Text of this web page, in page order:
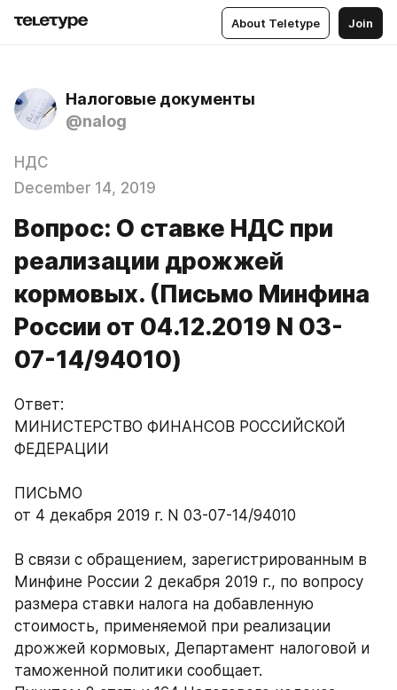
About Teletype Join
Налоговые документы
@nalog
НДС
December 14, 2019
Вопрос: О ставке НДС при
реализации дрожжей
кормовых. (Письмо Минфина
России от 04.12.2019 N 03-
07-14/94010)
Ответ:
МИНИСТЕРСТВО ФИНАНСОВ РОССИЙСКОЙ
ФЕДЕРАЦИИ
ПИСЬМО
от 4 декабря 2019 г. N 03-07-14/94010
В связи с обращением, зарегистрированным в
Минфине России 2 декабря 2019 г., по вопросу
размера ставки налога на добавленную
стоимость, применяемой при реализации
дрожжей кормовых, Департамент налоговой и
таможенной политики сообщает.